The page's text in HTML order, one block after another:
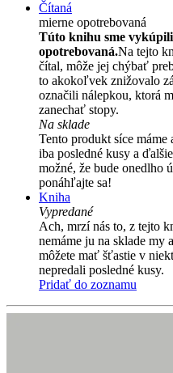
Čítaná
mierne opotrebovaná
Túto knihu sme vykúpili
opotrebovaná.Na tejto
čítal, môže jej chýbať
to akokoľvek znižovalo
označili nálepkou, ktorá
zanechať stopy.
Na sklade
Tento produkt síce máme
iba posledné kusy a
možné, že bude onedlho
ponáhľajte sa!
Kniha
Vypredané
Ach, mrzí nás to, z tejto
nemáme ju na sklade
môžete mať šťastie v
nepredali posledné kusy.
Pridať do zoznamu